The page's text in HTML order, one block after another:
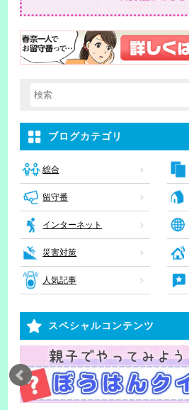
検索キーワード入力
ブログカテゴリ
総合
留守番
インターネット
災害対策
人気記事
スペシャルコンテンツ